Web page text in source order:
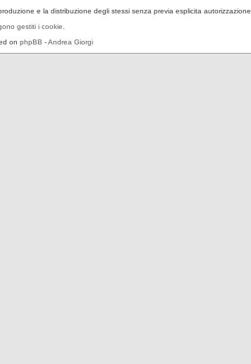
e la distribuzione degli stessi senza previa esplicita autorizzazione.
gestiti i cookie.
on phpBB -Andrea Giorgi